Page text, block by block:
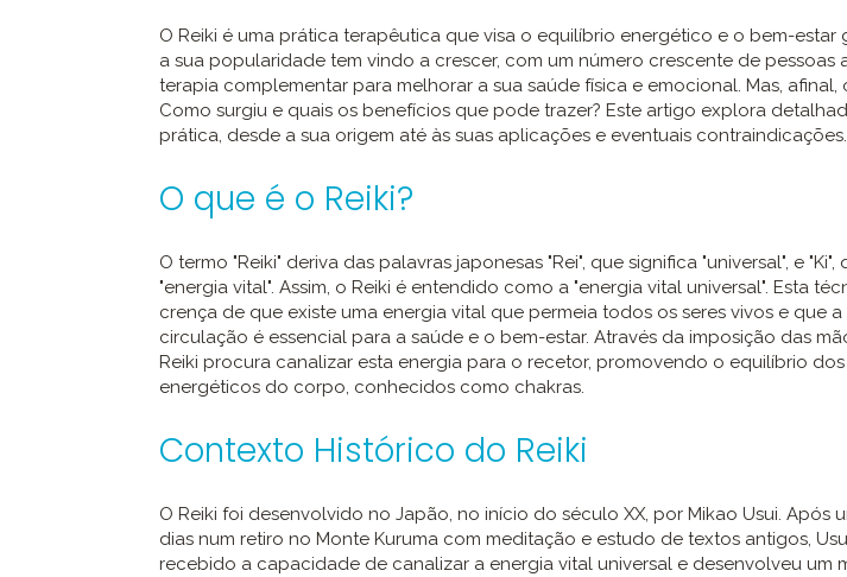
O Reiki é uma prática terapêutica que visa o equilíbrio energético e o bem-estar
a sua popularidade tem vindo a crescer, com um número crescente de pessoas
terapia complementar para melhorar a sua saúde física e emocional. Mas, afinal,
Como surgiu e quais os benefícios que pode trazer? Este artigo explora
prática, desde a sua origem até às suas aplicações e eventuais contraindicações.
O que é o Reiki?
O termo "Reiki" deriva das palavras japonesas "Rei", que significa "universal", e "Ki",
"energia vital". Assim, o Reiki é entendido como a "energia vital universal". Esta
crença de que existe uma energia vital que permeia todos os seres vivos e que a
circulação é essencial para a saúde e o bem-estar. Através da imposição das
Reiki procura canalizar esta energia para o recetor, promovendo o equilíbrio
energéticos do corpo, conhecidos como chakras.
Contexto Histórico do Reiki
O Reiki foi desenvolvido no Japão, no início do século XX, por Mikao Usui. Após
dias num retiro no Monte Kuruma com meditação e estudo de textos antigos,
recebido a capacidade de canalizar a energia vital universal e desenvolveu um